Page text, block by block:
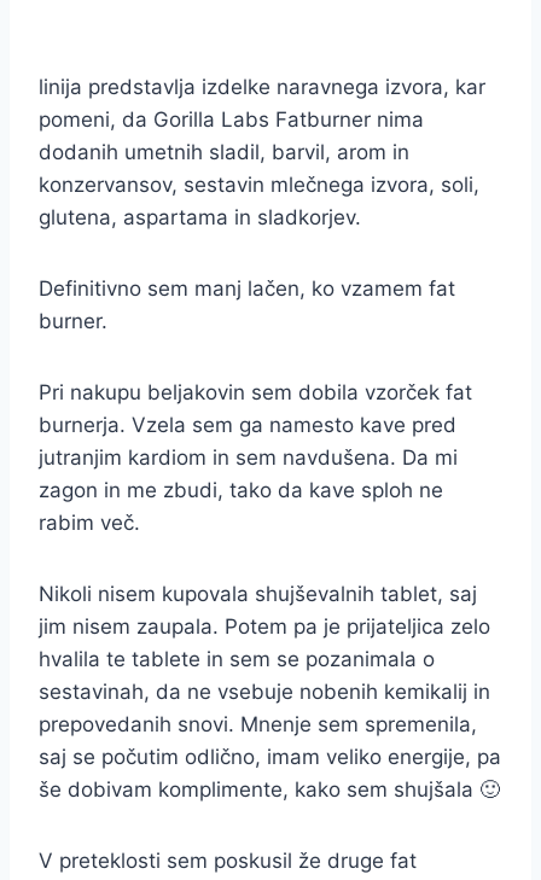
linija predstavlja izdelke naravnega izvora, kar
pomeni, da Gorilla Labs Fatburner nima
dodanih umetnih sladil, barvil, arom in
konzervansov, sestavin mlečnega izvora, soli,
glutena, aspartama in sladkorjev.
Definitivno sem manj lačen, ko vzamem fat
burner.
Pri nakupu beljakovin sem dobila vzorček fat
burnerja. Vzela sem ga namesto kave pred
jutranjim kardiom in sem navdušena. Da mi
zagon in me zbudi, tako da kave sploh ne
rabim več.
Nikoli nisem kupovala shujševalnih tablet, saj
jim nisem zaupala. Potem pa je prijateljica zelo
hvalila te tablete in sem se pozanimala o
sestavinah, da ne vsebuje nobenih kemikalij in
prepovedanih snovi. Mnenje sem spremenila,
saj se počutim odlično, imam veliko energije, pa
še dobivam komplimente, kako sem shujšala 🙂
V preteklosti sem poskusil že druge fat